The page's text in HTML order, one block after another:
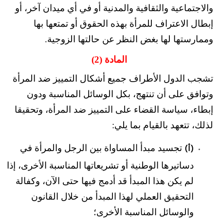
والاجتماعية والثقافية والمدنية أو في أي ميدان آخر، أو
إبطال الاعتراف للمرأة بهذه الحقوق أو تمتعها بها
وممارستها لها بغض النظر عن حالتها الزوجية.
المادة (2)
تشجب الدول الأطراف جميع أشكال التمييز ضد المرأة
وتوافق على أن تنتهج، بكل الوسائل المناسبة ودون
إبطاء، سياسة القضاء على التمييز ضد المرأة، وتحقيقا
لذلك، تتعهد بالقيام بما يلي:
(أ) تجسيد مبدأ المساواة بين الرجل والمرأة في
دساتيرها الوطنية أو تشريعاتها المناسبة الأخرى، إذا
لم يكن هذا المبدأ قد أدمج فيها حتى الآن، وكفالة
التحقيق العملي لهذا المبدأ من خلال القانون
والوسائل المناسبة الأخرى؛